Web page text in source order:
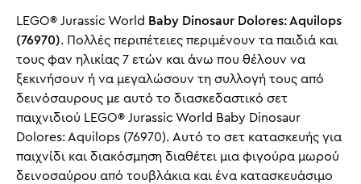
LEGO® Jurassic World Baby Dinosaur Dolores: Aquilops
(76970). Πολλές περιπέτειες περιμένουν τα παιδιά και
τους φαν ηλικίας 7 ετών και άνω που θέλουν να
ξεκινήσουν ή να μεγαλώσουν τη συλλογή τους από
δεινόσαυρους με αυτό το διασκεδαστικό σετ
παιχνιδιού LEGO® Jurassic World Baby Dinosaur
Dolores: Aquilops (76970). Αυτό το σετ κατασκευής για
παιχνίδι και διακόσμηση διαθέτει μια φιγούρα μωρού
δεινοσαύρου από τουβλάκια και ένα κατασκευάσιμο